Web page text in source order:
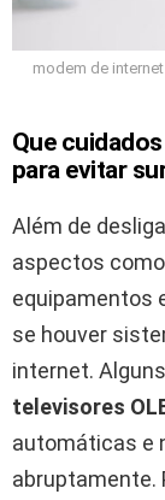
modem de
Que
para evitar
Além de
aspectos
equipamentos
se houver
internet.
televisores
automáticas e
abruptamente.